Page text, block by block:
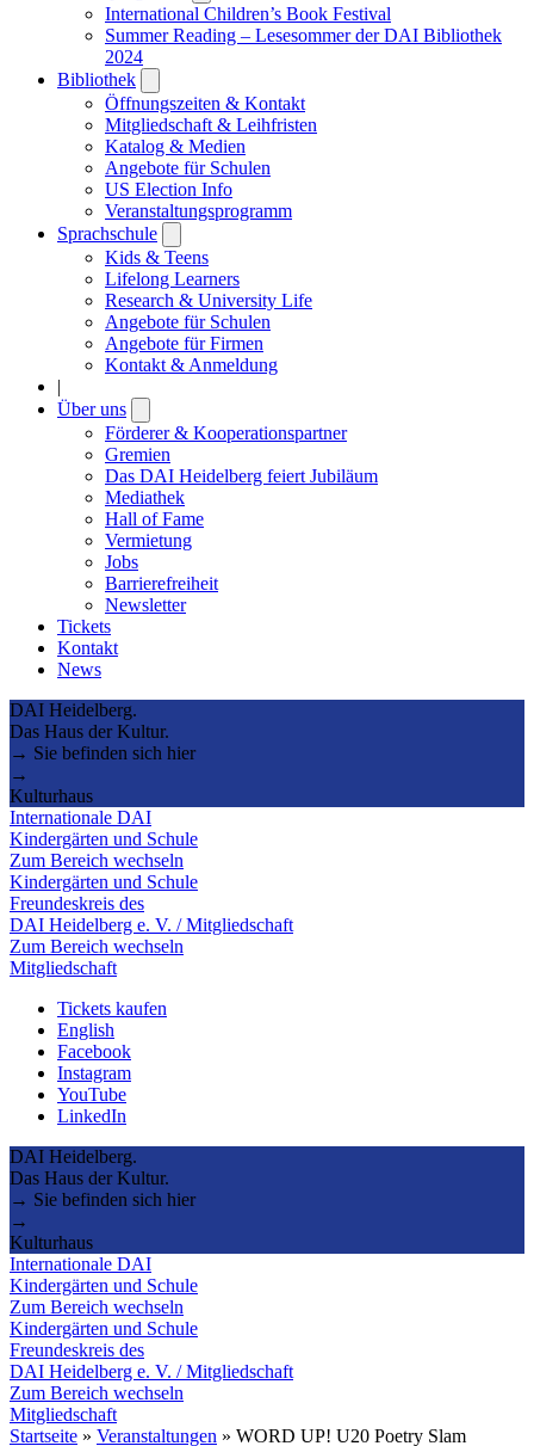
submenu
International Children’s Book Festival
Summer Reading – Lesesommer der DAI Bibliothek
2024
Bibliothek
submenu
Öffnungszeiten & Kontakt
Mitgliedschaft & Leihfristen
Katalog & Medien
Angebote für Schulen
US Election Info
Veranstaltungsprogramm
Sprachschule
submenu
Kids & Teens
Lifelong Learners
Research & University Life
Angebote für Schulen
Angebote für Firmen
Kontakt & Anmeldung
|
Über uns
submenu
Förderer & Kooperationspartner
Gremien
Das DAI Heidelberg feiert Jubiläum
Mediathek
Hall of Fame
Vermietung
Jobs
Barrierefreiheit
Newsletter
Tickets
Kontakt
News
DAI Heidelberg.
Das Haus der Kultur.
→ Sie befinden sich hier
→
Kulturhaus
Internationale DAI
Kindergärten und Schule
Zum Bereich wechseln
Kindergärten und Schule
Freundeskreis des
DAI Heidelberg e. V. / Mitgliedschaft
Zum Bereich wechseln
Mitgliedschaft
Tickets kaufen
English
Facebook
Instagram
YouTube
LinkedIn
DAI Heidelberg.
Das Haus der Kultur.
→ Sie befinden sich hier
→
Kulturhaus
Internationale DAI
Kindergärten und Schule
Zum Bereich wechseln
Kindergärten und Schule
Freundeskreis des
DAI Heidelberg e. V. / Mitgliedschaft
Zum Bereich wechseln
Mitgliedschaft
Startseite » Veranstaltungen » WORD UP! U20 Poetry Slam